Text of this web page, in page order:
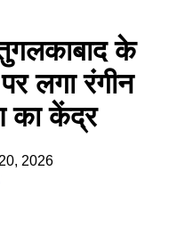
के
लगा रंगीन
का केंद्र
2026